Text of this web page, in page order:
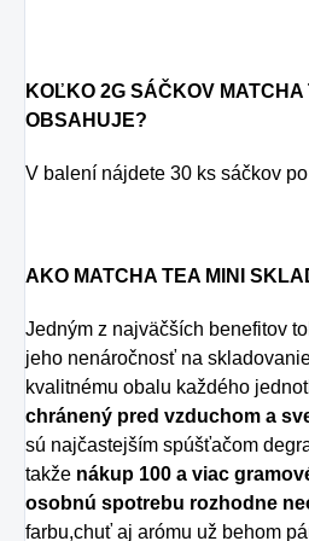
KOĽKO 2G SÁČKOV MATCHA
OBSAHUJE?
V balení nájdete 30 ks sáčkov
AKO MATCHA TEA MINI
Jedným z najväčších benefitov
jeho nenáročnosť na
kvalitnému obalu každého
chránený pred vzduchom a
sú najčastejším spúšťačom
takže nákup 100 a viac
osobnú spotrebu rozhodne
farbu,chuť aj arómu už behom